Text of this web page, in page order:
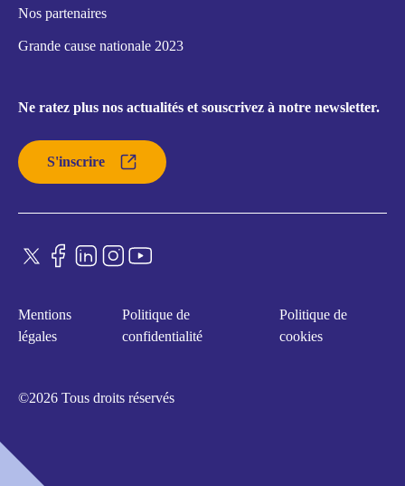
Nos partenaires
Grande cause nationale 2023
Ne ratez plus nos actualités et souscrivez à notre newsletter.
S'inscrire
©2026 Tous droits réservés
Mentions
légales
Politique de
confidentialité
Politique de
cookies